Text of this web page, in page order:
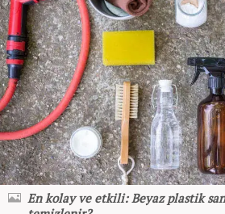
En kolay ve etkili: Beyaz plastik